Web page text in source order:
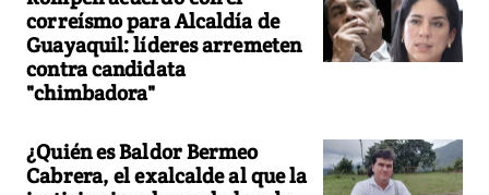
correísmo para Alcaldía de
Guayaquil: líderes arremeten
contra candidata
"chimbadora"
¿Quién es Baldor Bermeo
Cabrera, el exalcalde al que la